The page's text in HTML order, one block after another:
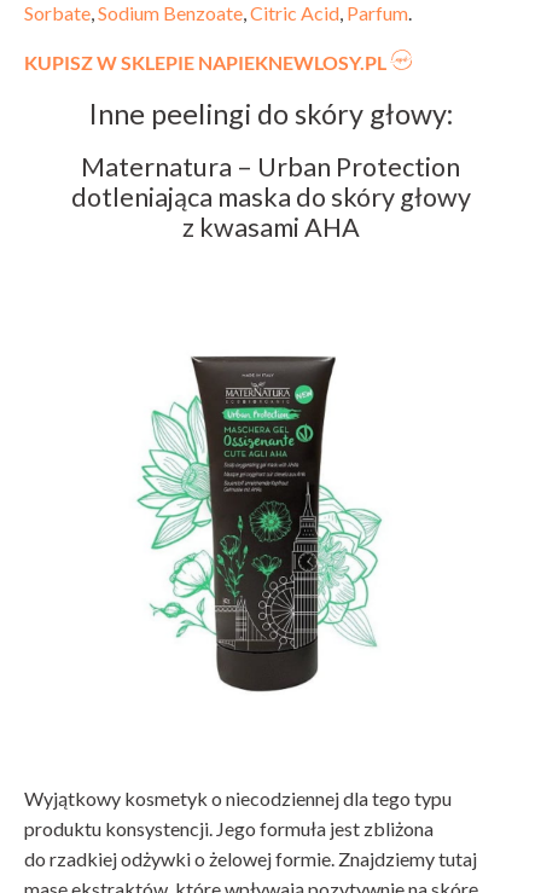
Sorbate,Sodium Benzoate,Citric Acid, Parfum.
KUPISZ W SKLEPIE NAPIEKNEWLOSY.PL
Inne peelingi do skóry głowy:
Maternatura – Urban Protection
dotleniająca maska do skóry głowy
z kwasami AHA
Wyjątkowy kosmetyk o niecodziennej dla tego typu
produktu konsystencji. Jego formuła jest zbliżona
do rzadkiej odżywki o żelowej formie. Znajdziemy tutaj